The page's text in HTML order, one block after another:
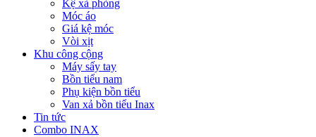
Kệ xà phòng
Móc áo
Giá kệ móc
Vòi xịt
Khu công cộng
Máy sấy tay
Bồn tiểu nam
Phụ kiện bồn tiểu
Van xả bồn tiểu Inax
Tin tức
Combo INAX